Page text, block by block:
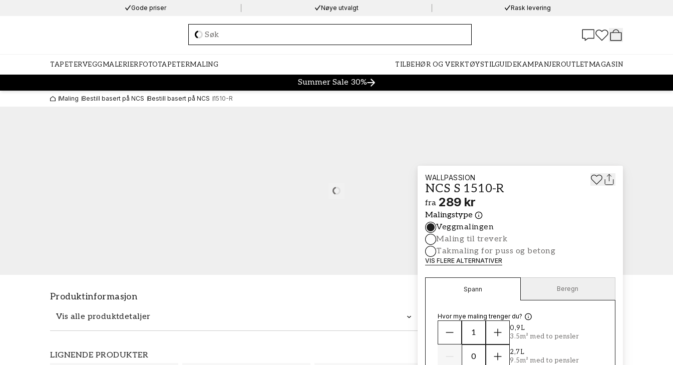
Gode priser Nøye utvalgt Rask levering
Loading…
TAPETERVEGGMALERIERFOTOTAPETERMALING TILBEHØR OG VERKTØYSTILGUIDEKAMPANJEROUTLETMAGASIN
Summer Sale 30%
Maling Bestill basert på NCS Bestill basert på NCS 1510-R
Loading…
Produktinformasjon
Vis alle produktdetaljer
LIGNENDE PRODUKTER
WALLPASSION
NCS S 1510-R
fra 289 kr
Malingstype
Veggmalingen
Maling til treverk
Takmaling for puss og betong
VIS FLERE ALTERNATIVER
Spann Beregn
Hvor mye maling trenger du?
0,9L
3.5m² med to pensler
2,7L
9.5m² med to pensler